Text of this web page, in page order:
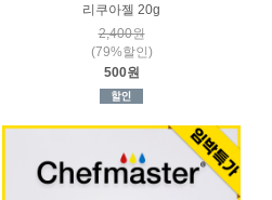
리쿠아젤 20g
2,400원
(79%할인)
500원